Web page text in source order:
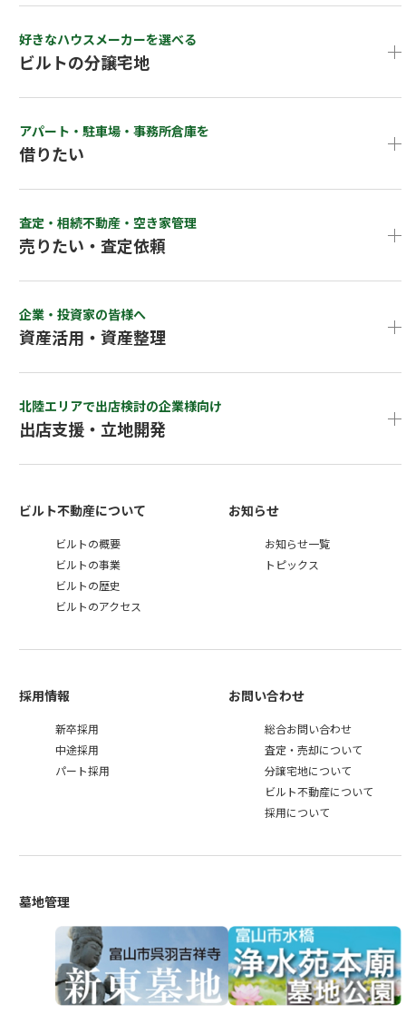
好きなハウスメーカーを選べる
ビルトの分譲宅地
アパート・駐車場・事務所倉庫を
借りたい
査定・相続不動産・空き家管理
売りたい・査定依頼
企業・投資家の皆様へ
資産活用・資産整理
北陸エリアで出店検討の企業様向け
出店支援・立地開発
ビルト不動産について
ビルトの概要
ビルトの事業
ビルトの歴史
ビルトのアクセス
お知らせ
お知らせ一覧
トピックス
採用情報
新卒採用
中途採用
パート採用
お問い合わせ
総合お問い合わせ
査定・売却について
分譲宅地について
ビルト不動産について
採用について
墓地管理